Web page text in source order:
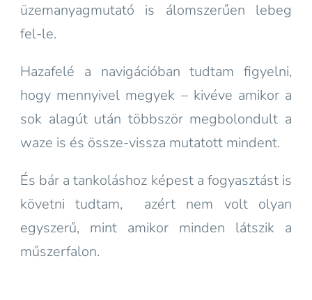
üzemanyagmutató is álomszerűen lebeg
fel-le.
Hazafelé a navigációban tudtam figyelni,
hogy mennyivel megyek – kivéve amikor a
sok alagút után többször megbolondult a
waze is és össze-vissza mutatott mindent.
És bár a tankoláshoz képest a fogyasztást is
követni tudtam, azért nem volt olyan
egyszerű, mint amikor minden látszik a
műszerfalon.